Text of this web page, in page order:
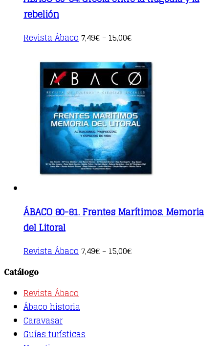
rebelión
Revista Ábaco This
product
multiple
variants.
The
options
may
be
chosen
on
the
product
page
7,49€ – 15,00€
ÁBACO 80-81. Frentes Marítimos. Memoria
del Litoral
Revista Ábaco This
product
chosen
on
7,49€ – 15,00€
Catálogo
Revista Ábaco
Ábaco historia
Caravasar
Guías turísticas